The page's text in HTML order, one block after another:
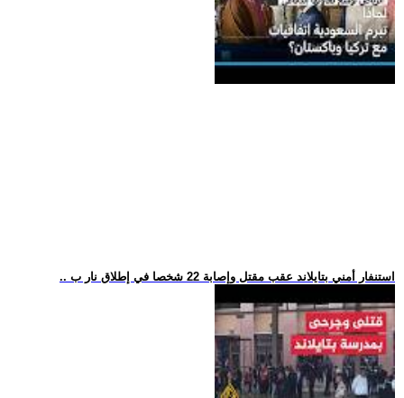
.. استنفار أمني بتايلاند عقب مقتل وإصابة 22 شخصا في إطلاق نار ب